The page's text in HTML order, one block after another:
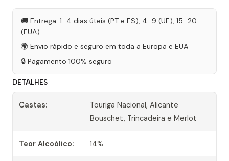
🚚 Entrega: 1–4 dias úteis (PT e ES), 4–9 (UE), 15–20
(EUA)
🌍 Envio rápido e seguro em toda a Europa e EUA
🔒 Pagamento 100% seguro
DETALHES
Castas:
Touriga Nacional, Alicante
Bouschet, Trincadeira e Merlot
Teor Alcoólico: 14%